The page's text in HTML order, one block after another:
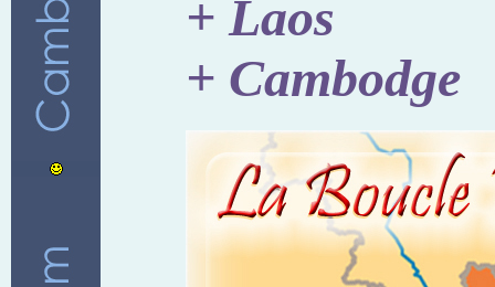
+ Laos
+ Cambodge